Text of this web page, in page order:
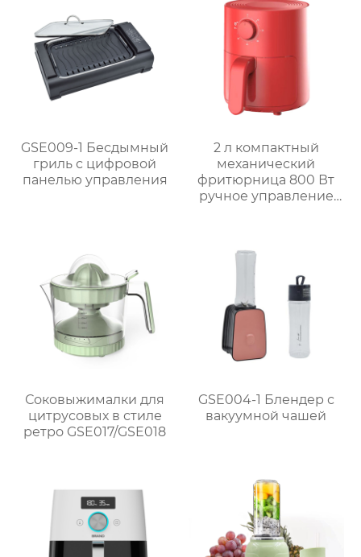
GSE009-1 Бесдымный
гриль с цифровой
панелью управления
2 л компактный
механический
фритюрница 800 Вт
ручное управление
Соковыжималки для
цитрусовых в стиле
ретро GSE017/GSE018
GSE004-1 Блендер с
вакуумной чашей